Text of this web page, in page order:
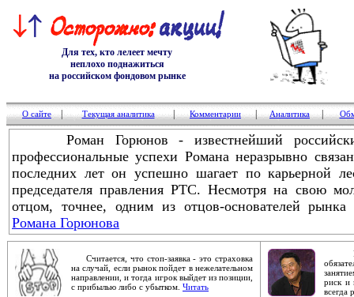
Для тех, кто лелеет мечту
неплохо поднажиться
на российском фондовом рынке
О сайте Текущая аналитика Комментарии Аналитика
Роман Горюнов - известнейший
профессиональные успехи Романа неразрывно
последних лет он успешно шагает по карьерной
председателя правления РТС. Несмотря на свою
отцом, точнее, одним из отцов-основателей
Романа Горюнова
Считается, что стоп-заявка - это страховка
на случай, если рынок пойдет в нежелательном
направлении, и тогда игрок выйдет из позиции,
с прибылью либо с убытком. Читать
риск и
всегда